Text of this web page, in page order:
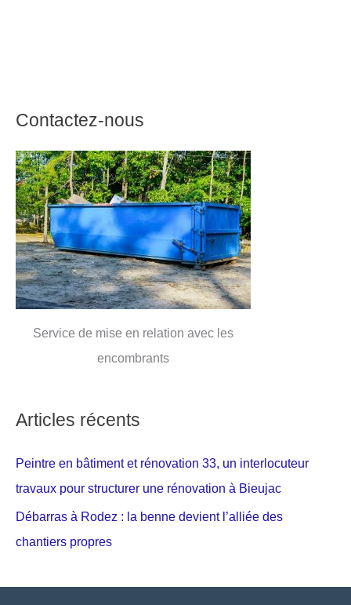
Contactez-nous
Service de mise en relation avec les
encombrants
Articles récents
Peintre en bâtiment et rénovation 33, un interlocuteur
travaux pour structurer une rénovation à Bieujac
Débarras à Rodez : la benne devient l’alliée des
chantiers propres